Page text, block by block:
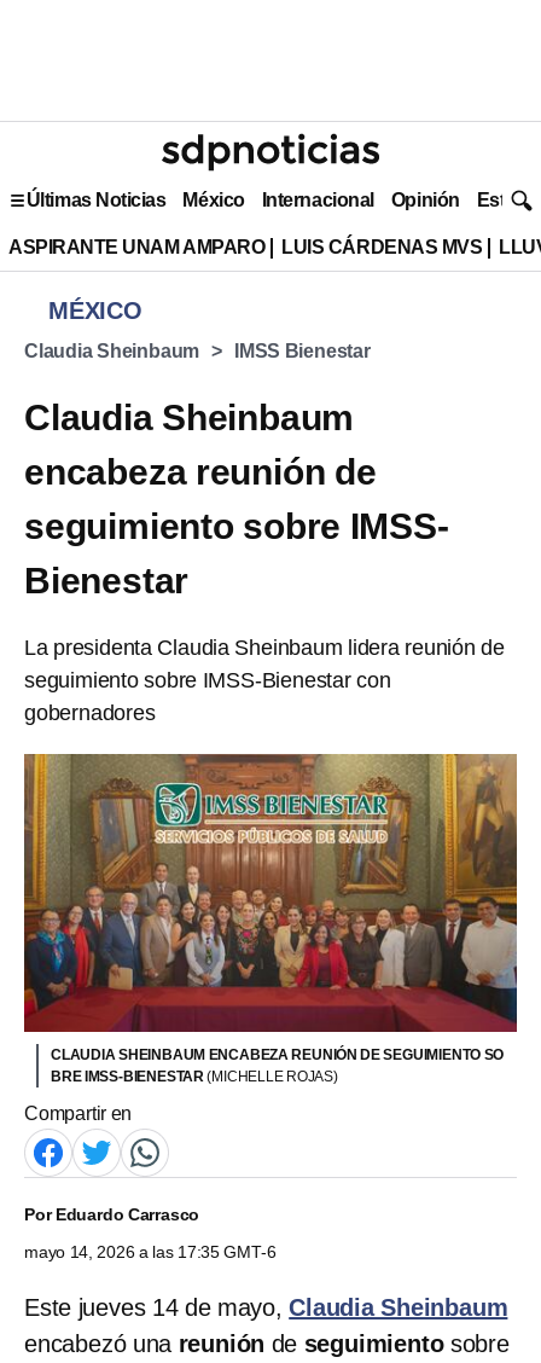
Últimas Noticias México Internacional Opinión Estilo
ASPIRANTE UNAM AMPARO LUIS CÁRDENAS MVS
MÉXICO
Claudia Sheinbaum IMSS Bienestar
Claudia Sheinbaum
encabeza reunión de
seguimiento sobre IMSS-
Bienestar
La presidenta Claudia Sheinbaum lidera reunión de
seguimiento sobre IMSS-Bienestar con
gobernadores
CLAUDIA SHEINBAUM ENCABEZA REUNIÓN DE SEGUIMIENTO SO
BRE IMSS-BIENESTAR(MICHELLE ROJAS)
Compartir en
PorEduardo Carrasco
mayo 14, 2026 a las 17:35 GMT-6
Este jueves 14 de mayo,Claudia Sheinbaum
encabezó una reunión de seguimiento sobre